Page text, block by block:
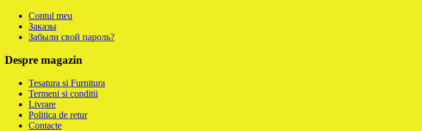
Contul meu
Заказы
Забыли свой пароль?
Despre magazin
Tesatura si Furnitura
Termeni si conditii
Livrare
Politica de retur
Contacte